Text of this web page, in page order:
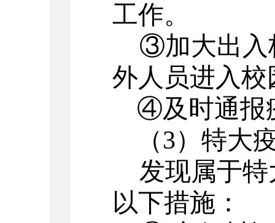
工作。
③加大出入
外人员进入校
④及时通报
（3）特大
发现属于
以下措施：